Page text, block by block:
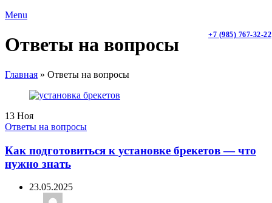
Menu
+7 (985) 767-32-22
Ответы на вопросы
Главная » Ответы на вопросы
13 Ноя
Ответы на вопросы
Как подготовиться к установке брекетов — что
нужно знать
23.05.2025